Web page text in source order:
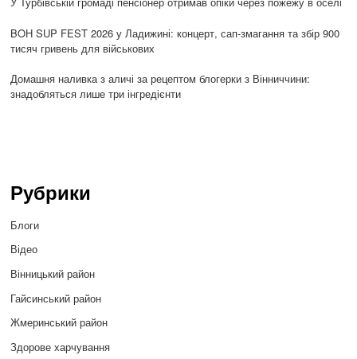
BOH SUP FEST 2026 у Ладижині: концерт, сап-змагання та збір 900
тисяч гривень для військових
Домашня наливка з аличі за рецептом блогерки з Вінниччини:
знадобляться лише три інгредієнти
Рубрики
Блоги
Відео
Вінницький район
Гайсинський район
Жмеринський район
Здорове харчування